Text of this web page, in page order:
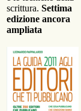
scrittura. Settima
edizione ancora
ampliata